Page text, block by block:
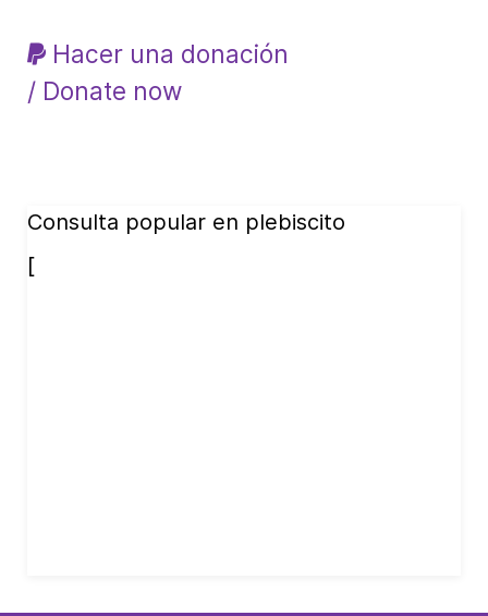
Hacer una donación
/ Donate now
Consulta popular en plebiscito
[